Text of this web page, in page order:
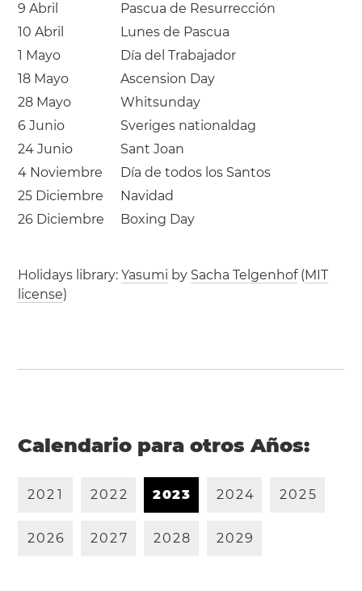
9 Abril
Pascua de Resurrección
10 Abril
Lunes de Pascua
1 Mayo
Día del Trabajador
18 Mayo
Ascension Day
28 Mayo
Whitsunday
6 Junio
Sveriges nationaldag
24 Junio
Sant Joan
4 Noviembre
Día de todos los Santos
25 Diciembre
Navidad
26 Diciembre
Boxing Day
Holidays library:Yasumi by Sacha Telgenhof(MIT
license)
Calendario para otros Años:
202 1 2022 2023 2024 2025
2026 2027 2028 2029